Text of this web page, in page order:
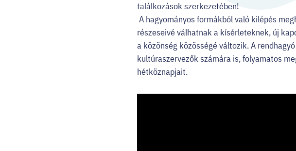
találkozások szerkezetében!
A hagyományos formákból való kilépés
részeseivé válhatnak a kísérleteknek, új
a közönség közösségé változik. A
kultúraszervezők számára is, folyamatos
hétköznapjait.